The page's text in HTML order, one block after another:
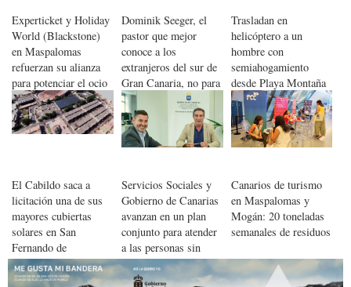
Experticket y Holiday
World (Blackstone)
en Maspalomas
refuerzan su alianza
para potenciar el ocio
en Gran Canaria
Dominik Seeger, el
pastor que mejor
conoce a los
extranjeros del sur de
Gran Canaria, no para
en verano
Trasladan en
helicóptero a un
hombre con
semiahogamiento
desde Playa Montaña
Arena, sur de Gran
Canaria
El Cabildo saca a
licitación una de sus
mayores cubiertas
solares en San
Fernando de
Maspalomas
Servicios Sociales y
Gobierno de Canarias
avanzan en un plan
conjunto para atender
a las personas sin
hogar en San
Bartolomé de Tirajana
Canarios de turismo
en Maspalomas y
Mogán: 20 toneladas
semanales de residuos